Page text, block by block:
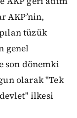
AKP’nin,
tüzük
genel
son dönemki
olarak"Tek
ilkesi